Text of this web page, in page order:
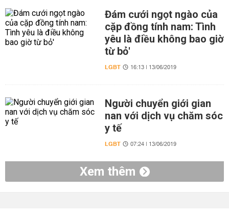
Đám cưới ngọt ngào của
cặp đồng tính nam: Tình
yêu là điều không bao giờ
từ bỏ'
LGBT 16:13 | 13/06/2019
Người chuyển giới gian
nan với dịch vụ chăm sóc
y tế
LGBT 07:24 | 13/06/2019
Xem thêm